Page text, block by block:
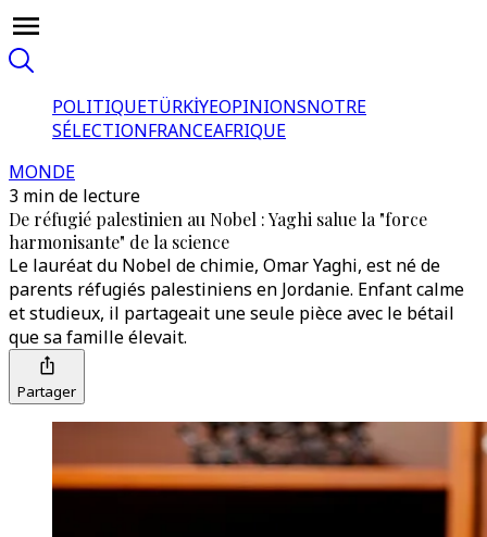
POLITIQUETÜRKİYEOPINIONSNOTRE
SÉLECTIONFRANCEAFRIQUE
MONDE
3 min de lecture
De réfugié palestinien au Nobel : Yaghi salue la "force
harmonisante" de la science
Le lauréat du Nobel de chimie, Omar Yaghi, est né de
parents réfugiés palestiniens en Jordanie. Enfant calme
et studieux, il partageait une seule pièce avec le bétail
que sa famille élevait.
Partager